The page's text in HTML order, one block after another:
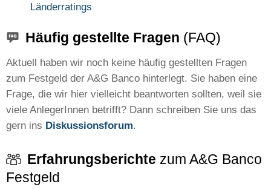
Länderratings
Häufig gestellte Fragen (FAQ)
Aktuell haben wir noch keine häufig gestellten Fragen
zum Festgeld der A&G Banco hinterlegt. Sie haben eine
Frage, die wir hier vielleicht beantworten sollten, weil sie
viele AnlegerInnen betrifft? Dann schreiben Sie uns das
gern ins Diskussionsforum.
Erfahrungsberichte zum A&G Banco
Festgeld